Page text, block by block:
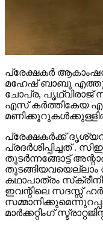
പ്രേക്ഷകർ
മഹേഷ് ബാബു എത്തുന്നു.
ചോപ്ര, പൃഥ്വിരാജ്
എസ് കർത്തികേയ
പ്രേക്ഷകർക്ക്
പ്രദർശിപ്പിച്ചത് .
തുടര്‍ന്നങ്ങോട്ട്
തുടങ്ങിയവയെല്ലാം
കഥാപാത്രം
ഇവന്റിലെ സദസ്സ്
മാർക്കറ്റിംഗ്